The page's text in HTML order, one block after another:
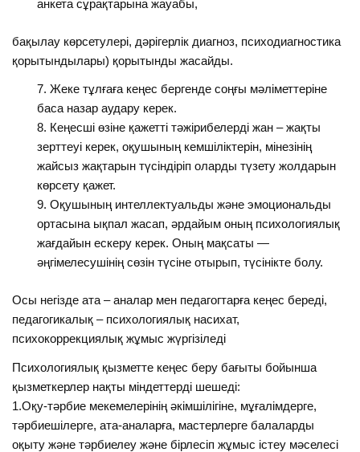
анкета сұрақтарына жауабы,
бақылау көрсетулері, дәрігерлік диагноз, психодиагностика
қорытындылары) қорытынды жасайды.
Жеке тұлғаға кеңес бергенде соңғы мәліметтеріне
баса назар аудару керек.
Кеңесші өзіне қажетті тәжірибелерді жан – жақты
зерттеуі керек, оқушының кемшіліктерін, мінезінің
жайсыз жақтарын түсіндіріп оларды түзету жолдарын
көрсету қажет.
Оқушының интеллектуальды және эмоциональды
ортасына ықпал жасап, әрдайым оның психологиялық
жағдайын ескеру керек. Оның мақсаты —
әңгімелесушінің сөзін түсіне отырып, түсінікте болу.
Осы негізде ата – аналар мен педагогтарға кеңес береді,
педагогикалық – психологиялық насихат,
психокоррекциялық жұмыс жүргізіледі
Психологиялық қызметте кеңес беру бағыты бойынша
қызметкерлер нақты міндеттерді шешеді:
1.Оқу-тәрбие мекемелерінің әкімшілігіне, мұғалімдерге,
тәрбиешілерге, ата-аналарға, мастерлерге балаларды
оқыту және тәрбиелеу және бірлесіп жұмыс істеу мәселесі